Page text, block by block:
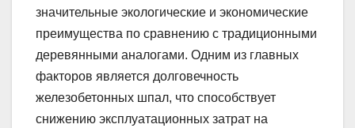
значительные экологические и экономические
преимущества по сравнению с традиционными
деревянными аналогами. Одним из главных
факторов является долговечность
железобетонных шпал, что способствует
снижению эксплуатационных затрат на